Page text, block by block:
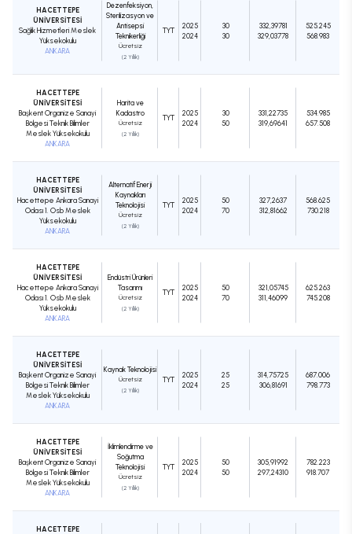
HACETTEPE
ÜNİVERSİTESİ
Sağlık Hizmetleri Meslek
Yüksekokulu
ANKARA
Dezenfeksiyon,
Sterilizasyon ve
Antisepsi
Teknikerliği
Ücretsiz
(2 Yıllık)
TYT
2025
2024
30
30
332,39781
329,03778
525.245
568.983
HACETTEPE
ÜNİVERSİTESİ
Başkent Organize Sanayi
Bölgesi Teknik Bilimler
Meslek Yüksekokulu
ANKARA
Harita ve
Kadastro
Ücretsiz
(2 Yıllık)
TYT
2025
2024
30
50
331,22735
319,69641
534.985
657.508
HACETTEPE
ÜNİVERSİTESİ
Hacettepe Ankara Sanayi
Odası 1. Osb Meslek
Yüksekokulu
ANKARA
Alternatif Enerji
Kaynakları
Teknolojisi
Ücretsiz
(2 Yıllık)
TYT
2025
2024
50
70
327,2637
312,81662
568.625
730.218
HACETTEPE
ÜNİVERSİTESİ
Hacettepe Ankara Sanayi
Odası 1. Osb Meslek
Yüksekokulu
ANKARA
Endüstri Ürünleri
Tasarımı
Ücretsiz
(2 Yıllık)
TYT
2025
2024
50
70
321,05745
311,46099
625.263
745.208
HACETTEPE
ÜNİVERSİTESİ
Başkent Organize Sanayi
Bölgesi Teknik Bilimler
Meslek Yüksekokulu
ANKARA
Kaynak Teknolojisi
Ücretsiz
(2 Yıllık)
TYT
2025
2024
25
25
314,75725
306,81691
687.006
798.773
HACETTEPE
ÜNİVERSİTESİ
Başkent Organize Sanayi
Bölgesi Teknik Bilimler
Meslek Yüksekokulu
ANKARA
İklimlendirme ve
Soğutma
Teknolojisi
Ücretsiz
(2 Yıllık)
TYT
2025
2024
50
50
305,91992
297,24310
782.223
918.707
HACETTEPE